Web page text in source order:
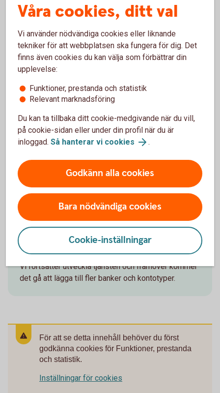
Vänta medan vi hämtar dina konton och transaktioner
Välj vilka konton du vill visa
För att hålla informationen uppdaterad behöver du
legitimera dig hos den andra banken var sjätte
Vilka banker kan du lägga till?
I dagsläget går det att lägga till transaktionskonton
hos dessa banker:
Handelsbanken
Nordea
Vi fortsätter utveckla tjänsten och framöver kommer
det gå att lägga till fler banker och kontotyper.
För att se detta innehåll behöver du först
godkänna cookies för Funktioner, prestanda
och statistik.
Inställningar för cookies
Våra cookies, ditt val
Vi använder nödvändiga cookies eller liknande
tekniker för att webbplatsen ska fungera för dig. Det
finns även cookies du kan välja som förbättrar din
upplevelse:
Funktioner, prestanda och statistik
Relevant marknadsföring
Du kan ta tillbaka ditt cookie-medgivande när du vill,
på cookie-sidan eller under din profil när du är
inloggad. Så hanterar vi cookies .
Godkänn alla cookies
Bara nödvändiga cookies
Cookie-inställningar